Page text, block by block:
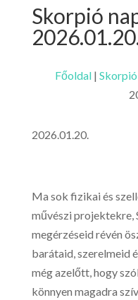
Skorpió
Főoldal |Skorpió
2026.01.20.
Ma sok fizikai és
művészi
megérzéseid révén
barátaid, szerelmeid
még azelőtt, hogy
könnyen magadra